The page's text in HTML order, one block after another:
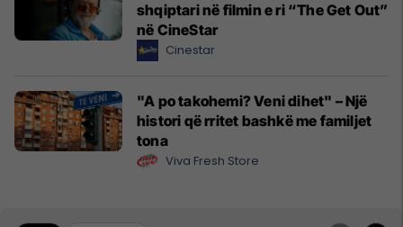
shqiptari në filmin e ri “The Get Out”
në CineStar
Cinestar
"A po takohemi? Veni dihet" – Një
histori që rritet bashkë me familjet
tona
Viva Fresh Store